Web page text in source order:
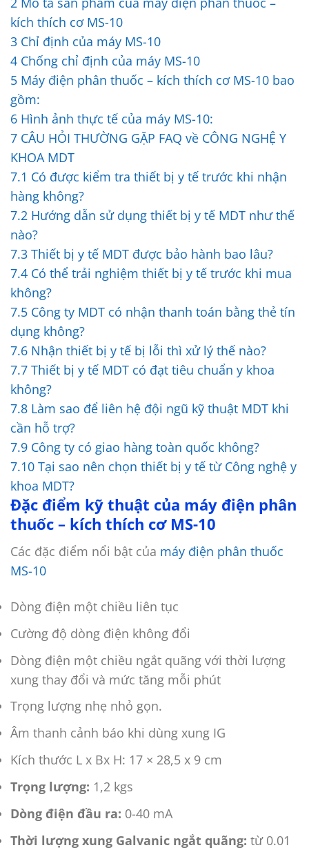
kích thích cơ MS-10
3 Chỉ định của máy MS-10
4 Chống chỉ định của máy MS-10
5 Máy điện phân thuốc – kích thích cơ MS-10 bao
gồm:
6 Hình ảnh thực tế của máy MS-10:
7 CÂU HỎI THƯỜNG GẶP FAQ về CÔNG NGHỆ Y
KHOA MDT
7.1 Có được kiểm tra thiết bị y tế trước khi nhận
hàng không?
7.2 Hướng dẫn sử dụng thiết bị y tế MDT như thế
nào?
7.3 Thiết bị y tế MDT được bảo hành bao lâu?
7.4 Có thể trải nghiệm thiết bị y tế trước khi mua
không?
7.5 Công ty MDT có nhận thanh toán bằng thẻ tín
dụng không?
7.6 Nhận thiết bị y tế bị lỗi thì xử lý thế nào?
7.7 Thiết bị y tế MDT có đạt tiêu chuẩn y khoa
không?
7.8 Làm sao để liên hệ đội ngũ kỹ thuật MDT khi
cần hỗ trợ?
7.9 Công ty có giao hàng toàn quốc không?
7.10 Tại sao nên chọn thiết bị y tế từ Công nghệ y
khoa MDT?
Đặc điểm kỹ thuật của máy điện phân
thuốc – kích thích cơ MS-10
Các đặc điểm nổi bật của máy điện phân thuốc
MS-10
Dòng điện một chiều liên tục
Cường độ dòng điện không đổi
Dòng điện một chiều ngắt quãng với thời lượng
xung thay đổi và mức tăng mỗi phút
Trọng lượng nhẹ nhỏ gọn.
Âm thanh cảnh báo khi dùng xung IG
Kích thước L x Bx H: 17 × 28,5 x 9 cm
Trọng lượng: 1,2 kgs
Dòng điện đầu ra: 0-40 mA
Thời lượng xung Galvanic ngắt quãng: từ 0.01